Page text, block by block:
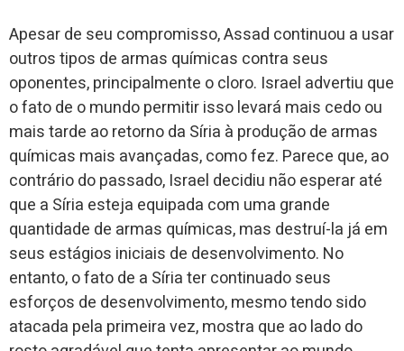
Apesar de seu compromisso, Assad continuou a usar
outros tipos de armas químicas contra seus
oponentes, principalmente o cloro. Israel advertiu que
o fato de o mundo permitir isso levará mais cedo ou
mais tarde ao retorno da Síria à produção de armas
químicas mais avançadas, como fez. Parece que, ao
contrário do passado, Israel decidiu não esperar até
que a Síria esteja equipada com uma grande
quantidade de armas químicas, mas destruí-la já em
seus estágios iniciais de desenvolvimento. No
entanto, o fato de a Síria ter continuado seus
esforços de desenvolvimento, mesmo tendo sido
atacada pela primeira vez, mostra que ao lado do